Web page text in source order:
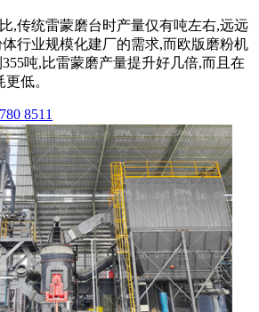
,传统雷蒙磨台时产量仅有吨左右,远远
行业规模化建厂的需求,而欧版磨粉机
吨,比雷蒙磨产量提升好几倍,而且在
低。
8511